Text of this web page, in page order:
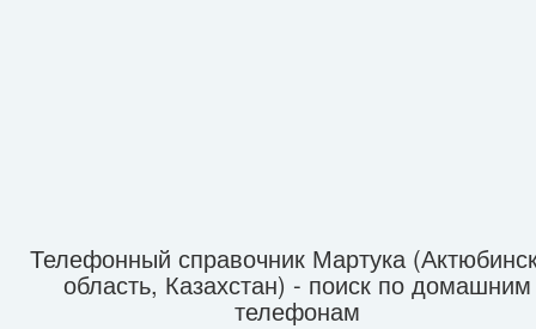
Телефонный справочник Мартука
область, Казахстан) - поиск по домашним
телефонам